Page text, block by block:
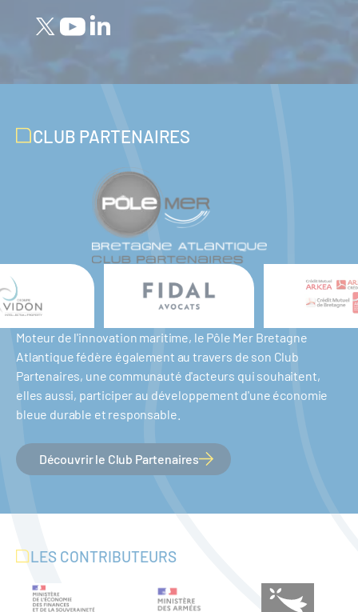
CLUB PARTENAIRES
Moteur de l'innovation maritime, le Pôle Mer Bretagne
Atlantique fédère également au travers de son Club
Partenaires, une communauté d'acteurs qui souhaitent,
elles aussi, participer au développement d'une économie
bleue durable et responsable.
Découvrir le Club Partenaires
LES CONTRIBUTEURS